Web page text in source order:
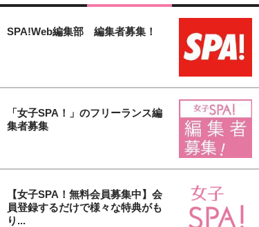
SPA!Web編集部 編集者募集！
「女子SPA！」のフリーランス編
集者募集
【女子SPA！無料会員募集中】会
員登録するだけで様々な特典がも
り...